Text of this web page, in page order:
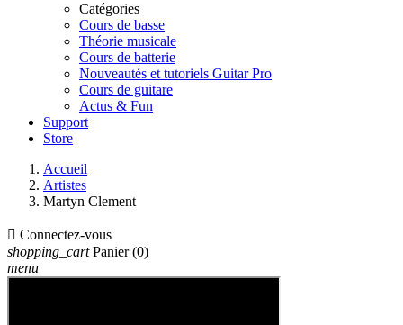
Catégories
Cours de basse
Théorie musicale
Cours de batterie
Nouveautés et tutoriels Guitar Pro
Cours de guitare
Actus & Fun
Support
Store
Accueil
Artistes
Martyn Clement
 Connectez-vous
shopping_cart Panier (0)
menu